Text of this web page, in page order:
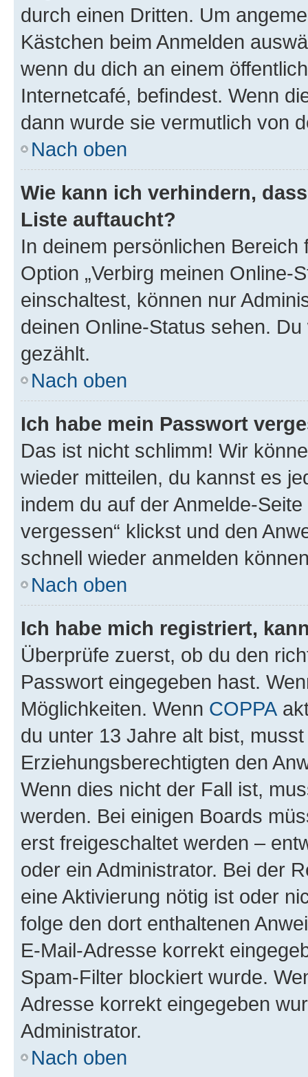
durch einen Dritten. Um
Kästchen beim Anmelden
wenn du dich an einem
Internetcafé, befindest. Wenn
dann wurde sie vermutlich von
Nach oben
Wie kann ich verhindern,
Liste auftaucht?
In deinem persönlichen
Option „Verbirg meinen Online-
einschaltest, können nur
deinen Online-Status sehen.
gezählt.
Nach oben
Ich habe mein Passwort
Das ist nicht schlimm! Wir
wieder mitteilen, du kannst es
indem du auf der Anmelde-
vergessen“ klickst und den
schnell wieder anmelden
Nach oben
Ich habe mich registriert,
Überprüfe zuerst, ob du den
Passwort eingegeben hast.
Möglichkeiten. Wenn COPPA
du unter 13 Jahre alt bist,
Erziehungsberechtigten den
Wenn dies nicht der Fall ist,
werden. Bei einigen Boards
erst freigeschaltet werden –
oder ein Administrator. Bei der
eine Aktivierung nötig ist oder
folge den dort enthaltenen
E-Mail-Adresse korrekt
Spam-Filter blockiert wurde.
Adresse korrekt eingegeben
Administrator.
Nach oben